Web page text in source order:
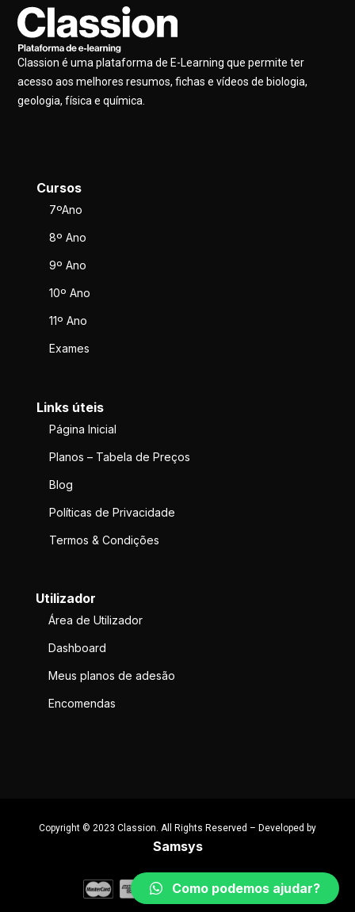
Classion é uma plataforma de E-Learning que permite ter
acesso aos melhores resumos, fichas e vídeos de biologia,
geologia, física e química.
Cursos
7ºAno
8º Ano
9º Ano
10º Ano
11º Ano
Exames
Links úteis
Página Inicial
Planos – Tabela de Preços
Blog
Políticas de Privacidade
Termos & Condições
Utilizador
Área de Utilizador
Dashboard
Meus planos de adesão
Encomendas
Copyright © 2023 Classion. All Rights Reserved – Developed by
Samsys
Como podemos ajudar?